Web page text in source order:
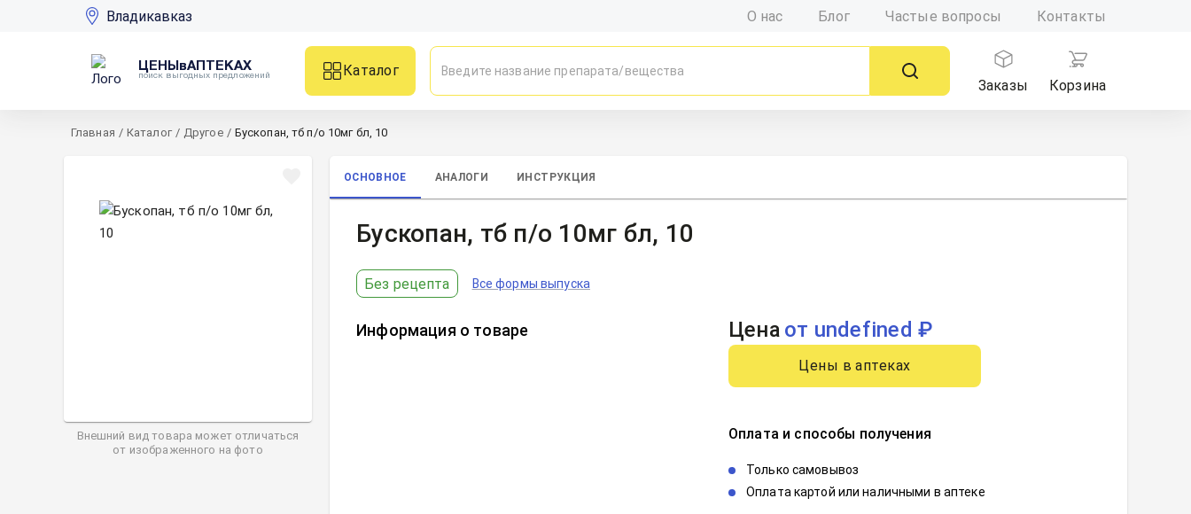
Владикавказ О нас Блог Частые вопросы Контакты
ЦЕНЫвАПТЕКАХ
поиск выгодных предложений
Каталог
Заказы
Корзина
Главная / Каталог / Другое / Бускопан, тб п/о 10мг бл, 10
Внешний вид товара может отличаться
от изображенного на фото
ОСНОВНОЕ АНАЛОГИ ИНСТРУКЦИЯ
Бускопан, тб п/о 10мг бл, 10
Без рецепта Все формы выпуска
Информация о товаре Цена от undefined ₽
Цены в аптеках
Оплата и способы получения
Только самовывоз
Оплата картой или наличными в аптеке